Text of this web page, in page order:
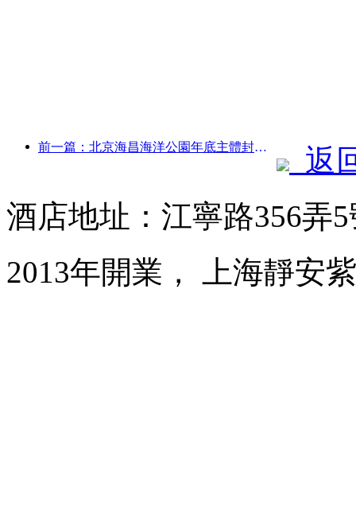
前一篇：北京海昌海洋公園年底主體封頂 預計2027年建成開放
返
酒店地址：江寧路356弄
2013年開業， 上海靜